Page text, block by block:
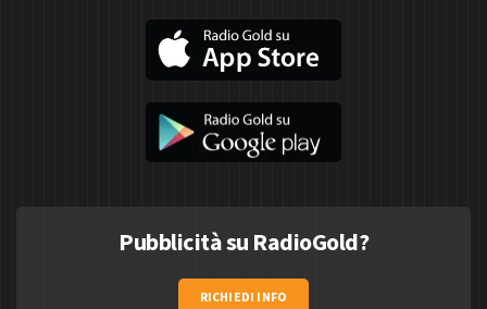
Pubblicità su RadioGold?
RICHIEDI INFO